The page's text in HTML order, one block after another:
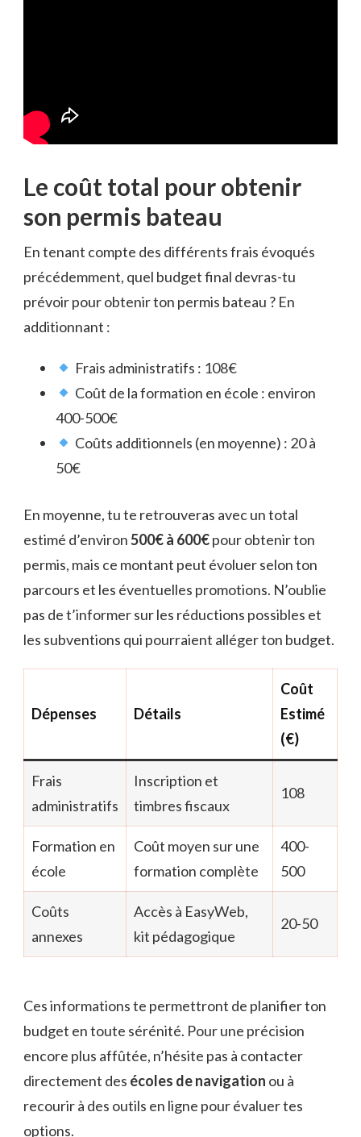
Le coût total pour obtenir
son permis bateau
En tenant compte des différents frais évoqués
précédemment, quel budget final devras-tu
prévoir pour obtenir ton permis bateau ? En
additionnant :
Frais administratifs : 108€
Coût de la formation en école : environ
400-500€
Coûts additionnels (en moyenne) : 20 à
50€
En moyenne, tu te retrouveras avec un total
estimé d’environ500€ à 600€pour obtenir ton
permis, mais ce montant peut évoluer selon ton
parcours et les éventuelles promotions. N’oublie
pas de t’informer sur les réductions possibles et
les subventions qui pourraient alléger ton budget.
Dépenses Détails
Coût
Estimé
(€)
Frais
administratifs
Inscription et
timbres fiscaux
108
Formation en
école
Coût moyen sur une
formation complète
400-
500
Coûts
annexes
Accès à EasyWeb,
kit pédagogique
20-50
Ces informations te permettront de planifier ton
budget en toute sérénité. Pour une précision
encore plus affûtée, n’hésite pas à contacter
directement des écoles de navigation ou à
recourir à des outils en ligne pour évaluer tes
options.